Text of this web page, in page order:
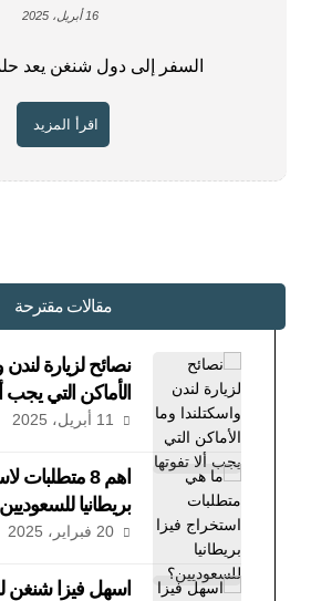
16 أبريل، 2025
السفر إلى دول شنغن يعد
اقرأ المزيد
مقالات مقترحة
نصائح لزيارة لندن
الأماكن التي يجب
11 أبريل، 2025
اهم 8 متطلبات
بريطانيا للسعوديين
20 فبراير، 2025
اسهل فيزا شنغن